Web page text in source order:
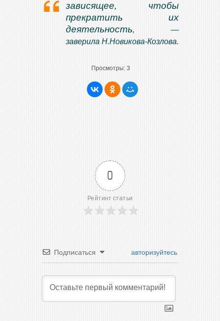
зависящее, чтобы
прекратить их
деятельность, —
заверила Н.Новикова-Козлова.
Просмотры: 3
0
Рейтинг статьи
Подписаться авторизуйтесь